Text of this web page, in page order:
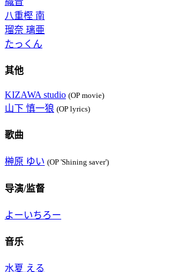
八重樫 南
瑠奈 璃亜
たっくん
其他
KIZAWA studio (OP movie)
山下 慎一狼 (OP lyrics)
歌曲
榊原 ゆい (OP 'Shining saver')
导演/监督
よーいちろー
音乐
水夏 える